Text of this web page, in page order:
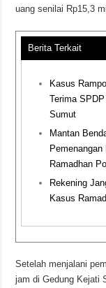
uang senilai Rp15,3
Berita Terkait
Kasus
Terima
Sumut
Mantan
Ramadhan
Rekening
Kasus
Setelah menjalani
jam di Gedung Kejati